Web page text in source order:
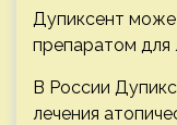
Дупиксент
препаратом для
В России
лечения